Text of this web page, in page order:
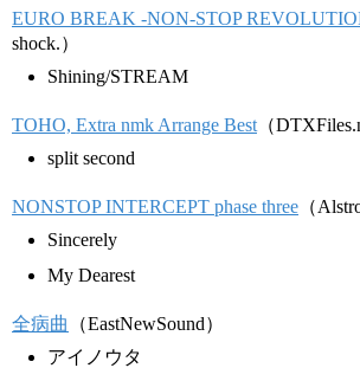
EURO BREAK -NON-STOP
shock.）
Shining/STREAM
TOHO, Extra nmk Arrange Best （
split second
NONSTOP INTERCEPT phase three （
Sincerely
My Dearest
全病曲
（EastNewSound）
アイノウタ